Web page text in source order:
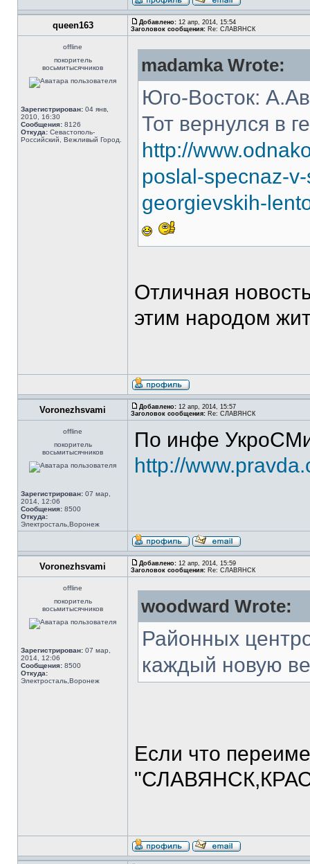
queen163 Добавлено: 12 апр, 2014, 15:54
Заголовок сообщения: Re: СЛАВЯНСК
offline
покоритель
восьмитысячников
Зарегистрирован: 04 янв,
2010, 16:30
Сообщения: 8126
Откуда: Севастополь-
Российский, Вежливый Город.
madamka Wrote:
Юго-Восток:
Тот вернулся в
http://
poslal-specnaz-
georgievskih-
Отличная
этим народом
Voronezhsvami Добавлено: 12 апр, 2014, 15:57
Заголовок сообщения: Re: СЛАВЯНСК
offline
покоритель
восьмитысячников
Зарегистрирован: 07 мар,
2014, 12:06
Сообщения: 8500
Откуда:
Электросталь,Воронеж
По инфе
http://
Voronezhsvami Добавлено: 12 апр, 2014, 15:59
Заголовок сообщения: Re: СЛАВЯНСК
offline
покоритель
восьмитысячников
Зарегистрирован: 07 мар,
2014, 12:06
Сообщения: 8500
Откуда:
Электросталь,Воронеж
woodward Wrote:
Районных
каждый новую
Если что